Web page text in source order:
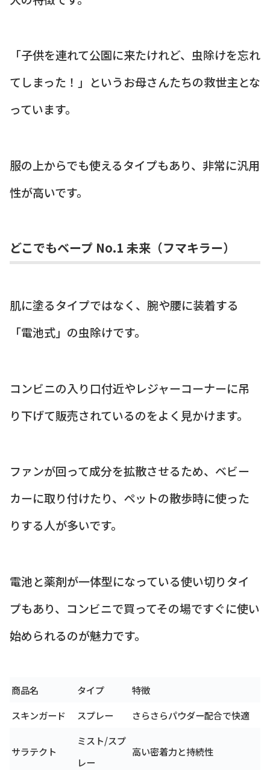
「子供を連れて公園に来たけれど、虫除けを忘れ
てしまった！」というお母さんたちの救世主とな
っています。
服の上からでも使えるタイプもあり、非常に汎用
性が高いです。
どこでもベープ No.1 未来（フマキラー）
肌に塗るタイプではなく、腕や腰に装着する
「電池式」の虫除けです。
コンビニの入り口付近やレジャーコーナーに吊
り下げて販売されているのをよく見かけます。
ファンが回って成分を拡散させるため、ベビー
カーに取り付けたり、ペットの散歩時に使った
りする人が多いです。
電池と薬剤が一体型になっている使い切りタイ
プもあり、コンビニで買ってその場ですぐに使い
始められるのが魅力です。
商品名 タイプ
特徴
スキンガード
スプレー さらさらパウダー配合で快適
サラテクト
ミスト/スプ
レー
高い密着力と持続性